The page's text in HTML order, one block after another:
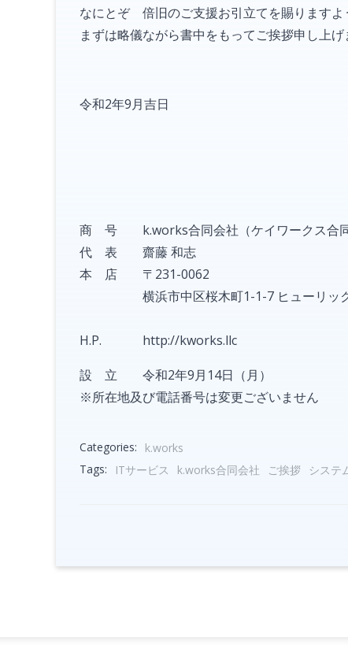
なにとぞ 倍旧のご支援お引立てを賜りますよ
まずは略儀ながら書中をもってご挨拶申し上げ
令和2年9月吉日
商 号 k.works合同会社（ケイワークス合同
代 表 齋藤 和志
本 店 〒231-0062
横浜市中区桜木町1-1-7 ヒューリック
H.P. http://kworks.llc
設 立 令和2年9月14日（月）
※所在地及び電話番号は変更ございません
Categories:
k.works
Tags:
ITサービス k.works合同会社 ご挨拶 システ